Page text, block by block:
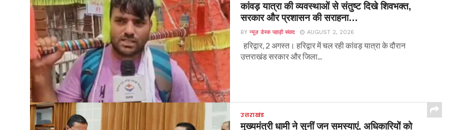
कांवड़ यात्रा की व्यवस्थाओं से संतुष्ट दिखे शिवभक्त,
सरकार और प्रशासन की सराहना…
BYन्यूज़ डेस्क पहाड़ी संवाद AUGUST 2, 2026
हरिद्वार, 2 अगस्त। हरिद्वार में चल रही कांवड़ यात्रा के दौरान
उत्तराखंड सरकार और जिला...
उत्तराखंड
मुख्यमंत्री धामी ने सुनीं जन समस्याएं, अधिकारियों को